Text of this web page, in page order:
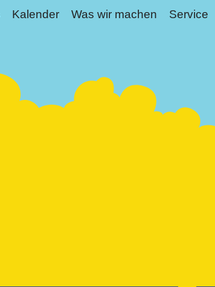
Kalender Was wir machen Service